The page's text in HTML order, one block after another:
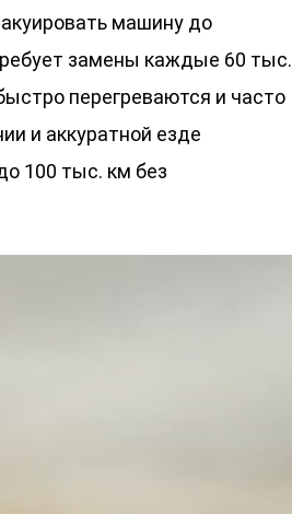
машину до
замены каждые 60 тыс.
перегреваются и часто
и аккуратной езде
100 тыс. км без